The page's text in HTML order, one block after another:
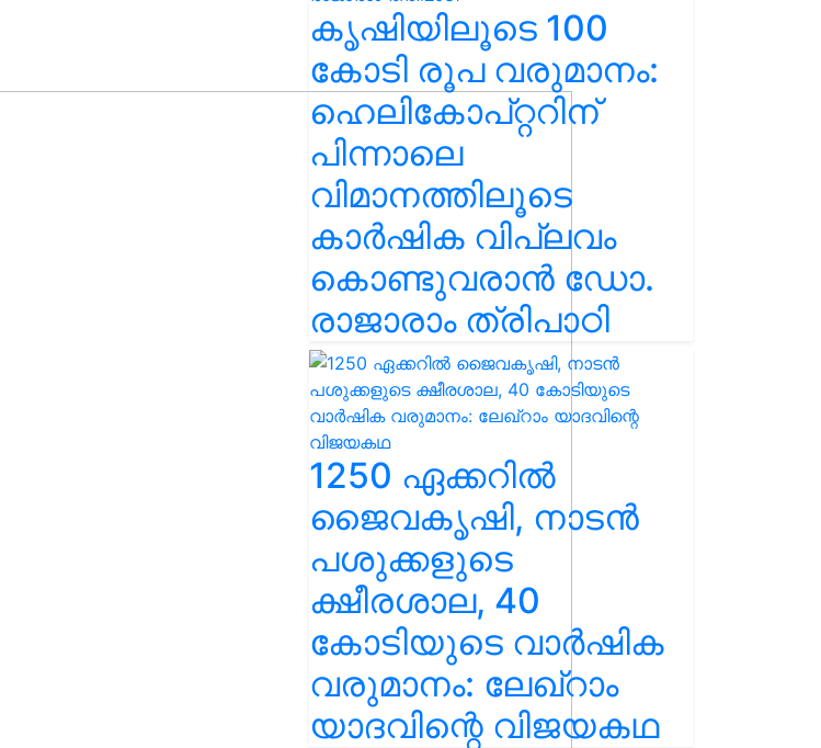
കൃഷിയിലൂടെ 100
കോടി രൂപ വരുമാനം:
ഹെലികോപ്റ്ററിന്
പിന്നാലെ
വിമാനത്തിലൂടെ
കാർഷിക വിപ്ലവം
കൊണ്ടുവരാൻ ഡോ.
രാജാരാം ത്രിപാഠി
1250 ഏക്കറിൽ
ജൈവകൃഷി, നാടൻ
പശുക്കളുടെ
ക്ഷീരശാല, 40
കോടിയുടെ വാർഷിക
വരുമാനം: ലേഖ്‌റാം
യാദവിന്റെ വിജയകഥ